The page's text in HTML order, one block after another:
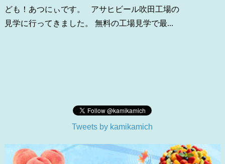
ども！あつにぃです。 アサヒビール吹田工場の
見学に行ってきました。 無料の工場見学で最...
Tweets by kamikamich